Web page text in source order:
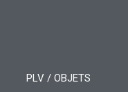
PLV / OBJETS